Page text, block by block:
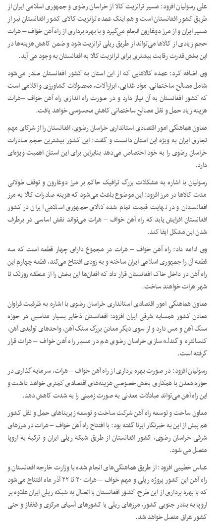
علی رسولیان افزود: مسیر ترانزیت کالا از خراسان رضوی و جمهوری اسلامی ایران از
طریق کشور افغانستان است و هم اینک عمده ترانزیت کالای کشور افغانستان نیز از
مسیر ایران و از مرز دوغارون انجام می‌گیرد و با بهره برداری از راه آهن خواف – هرات
حجم زیادی از کالاها می‌تواند از طریق ریلی ترانزیت شود و ضمن کاهش هزینه‌ها در
این بخش قدرت رقابت بیشتری برای ترانزیت کالا به افغانستان به وجود می آید.
وی اضافه کرد: عمده کالاهایی که از این استان به کشور افغانستان صادر می‌شود
شامل مصالح ساختمانی، مواد غذایی، ابزارآلات، محصولات کشاورزی و اقلامی است
که کشور افغانستان به آن نیاز دارد و در صورت راه اندازی راه آهن خواف –هرات
هزینه زیاد حمل و نقل مصالح ساختمانی کاهش محسوسی خواهد یافت.
معاون هماهنگی امور اقتصادی استانداری خراسان رضوی، افغانستان را از شرکای مهم
تجاری ایران به ویژه این استان دانست و گفت: این کشور بیشترین حجم صادرات
خراسان رضوی را به خود اختصاص می‌دهد بنابراین برای این استان اهمیت ویژه‌ای
دارد.
رسولیان با اشاره به مشکلات بزرگ ترافیک حاکم بر مرز دوغارون و توقف طولانی
مدت کالاها در مرز افزود: این موضوع باعث می‌شود که هزینه صادرات کالا به مرز
افغانستان و در نهایت قیمت تمام شده کالای جمهوری اسلامی ایران در کشور
افغانستان افزایش یابد که راه آهن خواف – هرات می‌تواند نقش اساسی در برطرف
شدن این مشکل ایفا کند.
وی ادامه داد: راه آهن خواف – هرات در مجموع دارای چهار قطعه است که سه
قطعه آن را جمهوری اسلامی ایران ساخته و به زودی افتتاح می‌کند، قطعه چهارم این
راه آهن در داخل خاک افغانستان قرار داد که افغان‌ها این بخش را از منطقه روزنک تا
شهر هرات خواهند ساخت.
معاون هماهنگی امور اقتصادی استانداری خراسان رضوی با اشاره به ظرفیت فراوان
معادن کشور همسایه شرقی ایران افزود: افغانستان ذخایر بسیار مناسبی در حوزه
سنگ آهن و مس دارد و از سوی دیگر معادن بزرگ سنگ آهن، واحدهای تولیدی آهن،
کنسانتره و گندله سازی خراسان رضوی هم در مسیر راه آهن خواف – هرات قرار
گرفته است.
رسولیان افزود: در صورت بهره برداری از راه آهن خواف – هرات، سرمایه گذاری در
حوزه معدن با همکاری بخش خصوصی هزینه‌های اقتصادی کمتری خواهد داشت و
این راه آهن می‌تواند مبادلات معدنی به صورت زمینی را به شدت کاهش دهد.
معاون ساخت و توسعه راه آهن شرکت ساخت و توسعه زیربناهای حمل و نقل کشور
هم پیش از این به خبرنگار ایرنا گفته بود: با افتتاح راه آهن خواف – هرات در مرزهای
شرقی خراسان رضوی، کشور افغانستان از طریق شبکه ریلی ایران و ترکیه به اروپا
متصل می شود.
عباس خطیبی افزود: از طریق هماهنگی‌های انجام شده با وزارت خارجه افغانستان و
راه آهن این کشور پروژه ریلی و مهم خواف – هرات ۲۰ تا ۲۲ آذر ماه افتتاح می‌شود
که با بهره برداری از این طرح، کشور افغانستان با اتصال به شبکه ریلی ایران علاوه بر
اروپا به بنادر جنوبی کشور، مرزهای ریلی با کشورهای آسیای مرکزی و قفقاز و حتی
کشور عراق متصل خواهد شد.